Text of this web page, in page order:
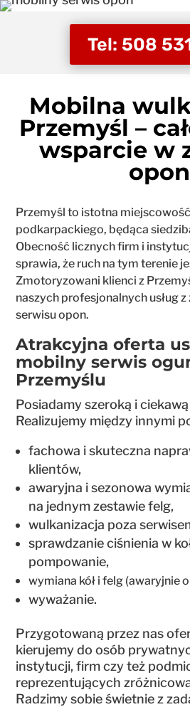
Tel: 508
Mobilna
Przemyśl –
wsparcie w
opon
Przemyśl to istotna
podkarpackiego, będąca
Obecność licznych firm i
sprawia, że ruch na tym terenie
Zmotoryzowani klienci z
naszych profesjonalnych usług
serwisu opon.
Atrakcyjna oferta
mobilny serwis
Przemyślu
Posiadamy szeroką i
Realizujemy między innymi
fachowa i skuteczna
klientów,
awaryjna i sezonowa
na jednym zestawie felg,
wulkanizacja poza
sprawdzanie ciśnienia w
pompowanie,
wymiana kół i felg (awaryjnie
wyważanie.
Przygotowaną przez nas
kierujemy do osób
instytucji, firm czy też
reprezentujących
Radzimy sobie świetnie z